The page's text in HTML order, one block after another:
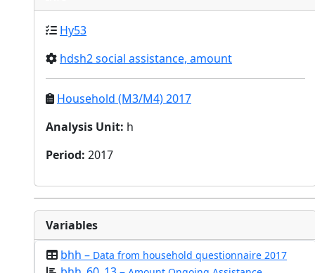
Hy53
hdsh2 social assistance, amount
Household (M3/M4) 2017
Analysis Unit: h
Period: 2017
Variables
bhh – Data from household questionnaire 2017